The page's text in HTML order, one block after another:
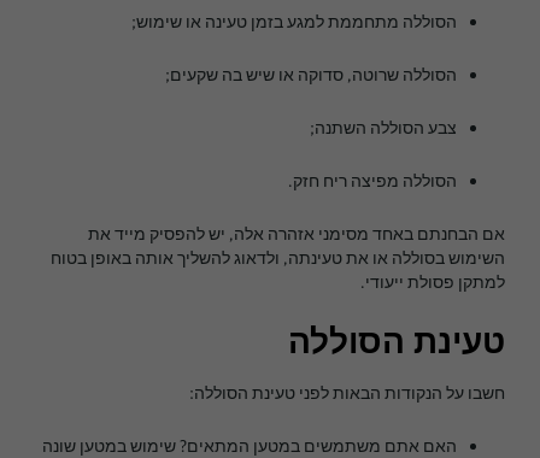
הסוללה מתחממת למגע בזמן טעינה או שימוש;
הסוללה שרוטה, סדוקה או שיש בה שקעים;
צבע הסוללה השתנה;
הסוללה מפיצה ריח חזק.
אם הבחנתם באחד מסימני אזהרה אלה, יש להפסיק מייד את
השימוש בסוללה או את טעינתה, ולדאוג להשליך אותה באופן בטוח
למתקן פסולת ייעודי.
טעינת הסוללה
חשבו על הנקודות הבאות לפני טעינת הסוללה:
האם אתם משתמשים במטען המתאים? שימוש במטען שונה